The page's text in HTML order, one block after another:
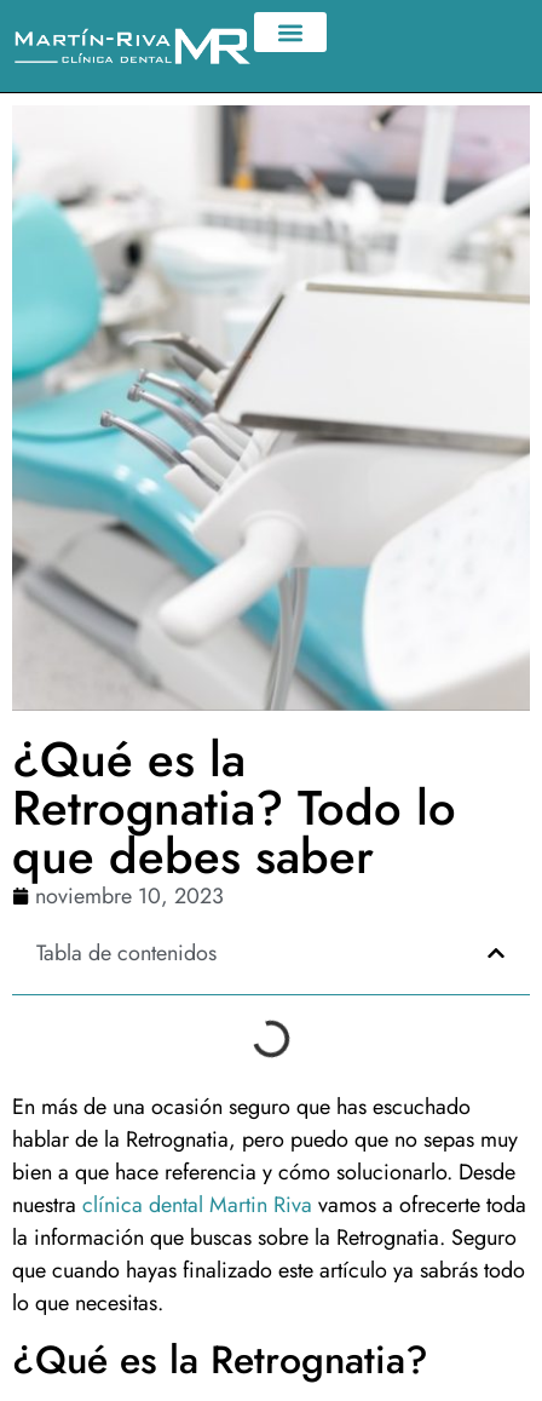
¿Qué es la
Retrognatia? Todo lo
que debes saber
noviembre 10, 2023
Tabla de contenidos
En más de una ocasión seguro que has escuchado
hablar de la Retrognatia, pero puedo que no sepas muy
bien a que hace referencia y cómo solucionarlo. Desde
nuestra clínica dental Martin Riva vamos a ofrecerte toda
la información que buscas sobre la Retrognatia. Seguro
que cuando hayas finalizado este artículo ya sabrás todo
lo que necesitas.
¿Qué es la Retrognatia?